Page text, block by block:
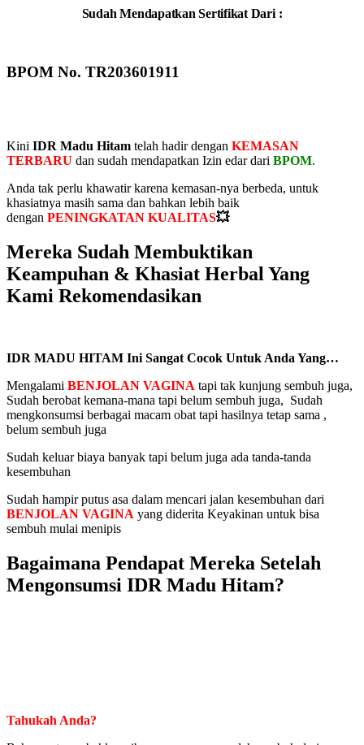
Sudah Mendapatkan Sertifikat Dari :
BPOM No. TR203601911
Kini IDR Madu Hitam telah hadir dengan KEMASAN
TERBARU dan sudah mendapatkan Izin edar dari BPOM.
Anda tak perlu khawatir karena kemasan-nya berbeda, untuk
khasiatnya masih sama dan bahkan lebih baik
dengan PENINGKATAN KUALITAS💥
Mereka Sudah Membuktikan
Keampuhan & Khasiat Herbal Yang
Kami Rekomendasikan
IDR MADU HITAM Ini Sangat Cocok Untuk Anda Yang…
Mengalami BENJOLAN VAGINA tapi tak kunjung sembuh juga,
Sudah berobat kemana-mana tapi belum sembuh juga, Sudah
mengkonsumsi berbagai macam obat tapi hasilnya tetap sama ,
belum sembuh juga
Sudah keluar biaya banyak tapi belum juga ada tanda-tanda
kesembuhan
Sudah hampir putus asa dalam mencari jalan kesembuhan dari
BENJOLAN VAGINA yang diderita Keyakinan untuk bisa
sembuh mulai menipis
Bagaimana Pendapat Mereka Setelah
Mengonsumsi IDR Madu Hitam?
Tahukah Anda?